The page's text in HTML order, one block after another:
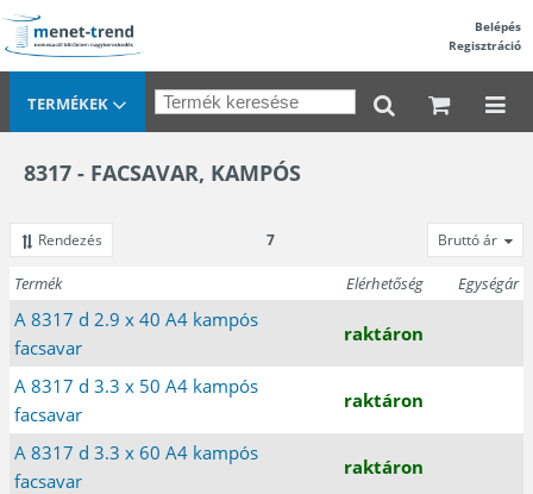
Belépés
Regisztráció
TERMÉKEK
8317 - FACSAVAR, KAMPÓS
Rendezés 7 Bruttó ár
Termék Elérhetőség Egységár
A 8317 d 2.9 x 40 A4 kampós
facsavar
raktáron
A 8317 d 3.3 x 50 A4 kampós
facsavar
raktáron
A 8317 d 3.3 x 60 A4 kampós
facsavar
raktáron